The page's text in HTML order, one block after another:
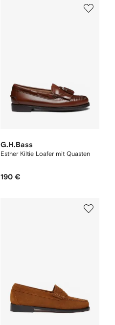
G.H.Bass
Esther Kiltie Loafer mit Quasten
190 €